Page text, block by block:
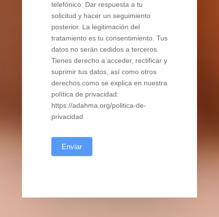
telefónico. Dar respuesta a tu
solicitud y hacer un seguimiento
posterior. La legitimación del
tratamiento es tu consentimiento. Tus
datos no serán cedidos a terceros.
Tienes derecho a acceder, rectificar y
suprimir tus datos, así como otros
derechos como se explica en nuestra
política de privacidad:
https://adahma.org/politica-de-
privacidad
Enviar